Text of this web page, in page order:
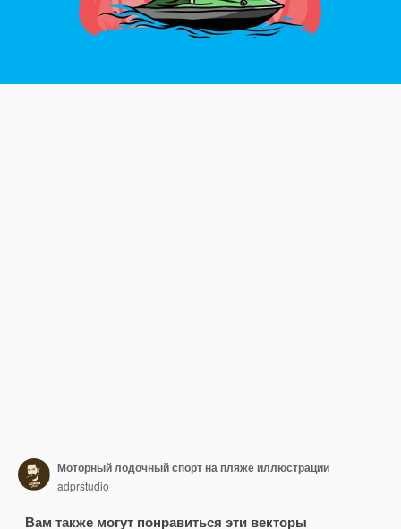
Моторный лодочный спорт на пляже иллюстрации
adprstudio
Вам также могут понравиться эти векторы